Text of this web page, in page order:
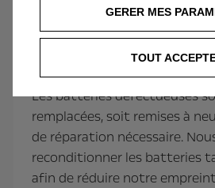
Remise à neuf de la
Les batteries défectueuses
remplacées, soit remises à
de réparation nécessaire.
reconditionner les batteries
afin de réduire notre
GERER MES
TOUT